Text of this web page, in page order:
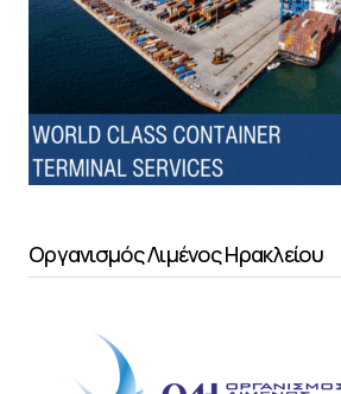
Οργανισμός Λιμένος Ηρακλείου